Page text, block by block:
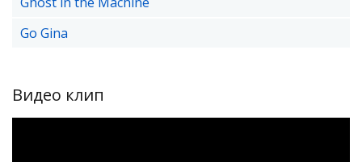
Go Gina
Видео клип